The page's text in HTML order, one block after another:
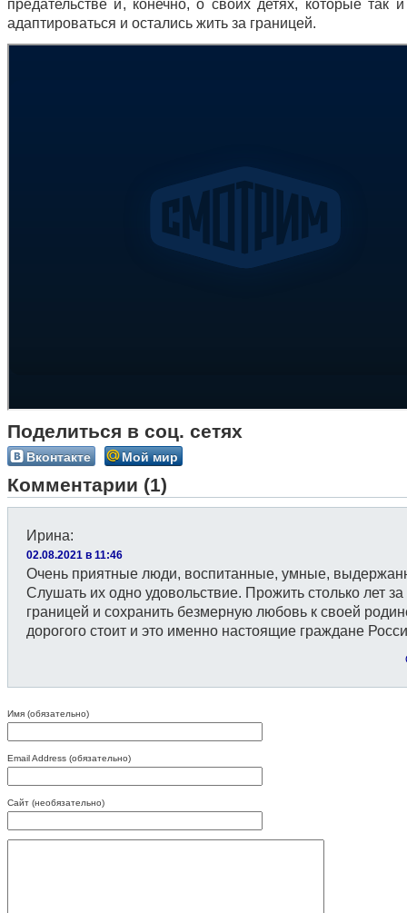
предательстве и, конечно, о своих детях, которые так
адаптироваться и остались жить за границей.
Поделиться в соц. сетях
Вконтакте Мой мир
Комментарии (1)
Ирина:
02.08.2021 в 11:46
Очень приятные люди, воспитанные, умные,
Слушать их одно удовольствие. Прожить столько лет за
границей и сохранить безмерную любовь к своей
дорогого стоит и это именно настоящие граждане
Имя (обязательно)
Email Address (обязательно)
Сайт (необязательно)